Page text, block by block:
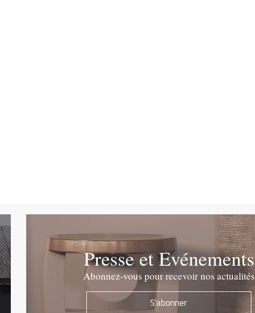
Presse et Evénements
Abonnez-vous pour recevoir nos actualités
S'abonner